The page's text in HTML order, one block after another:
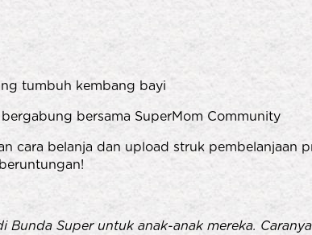
tumbuh kembang bayi
bersama SuperMom Community
cara belanja dan upload struk pembelanjaan
Super untuk anak-anak mereka.